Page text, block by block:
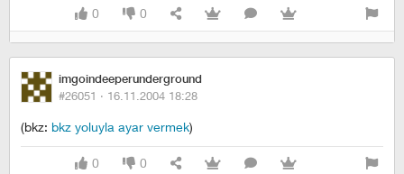
0 0
imgoindeeperunderground
#26051 · 16.11.2004 18:28
(bkz: bkz yoluyla ayar vermek)
0 0